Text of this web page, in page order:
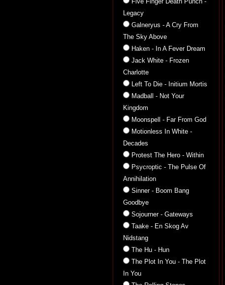
Legacy
Galneryus - A Cry From
The Sky Above
Haken - In A Fever Dream
Jack White - Frozen
Charlotte
Left To Die - Initium Mortis
Madball - Not Your
Kingdom
Moonspell - Far From God
Motionless In White -
Decades
Protest The Hero - Within
Psycroptic - The Pulse Of
Annihilation
Sinner - Boom Bang
Goodbye
Sojourner - Gateways
Taake - En Skog Av
Nidstang
The Hu - Hun
The Plot In You - The Plot
In You